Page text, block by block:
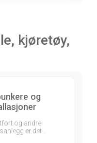
kjøretøy,
og
og andre
er det…